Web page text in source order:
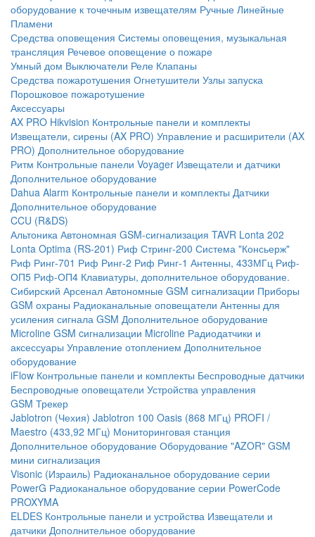
оборудование к точечным извещателям Ручные Линейные
Пламени
Средства оповещения Системы оповещения, музыкальная
трансляция Речевое оповещение о пожаре
Умный дом Выключатели Реле Клапаны
Средства пожаротушения Огнетушители Узлы запуска
Порошковое пожаротушение
Аксессуары
AX PRO Hikvision Контрольные панели и комплекты
Извещатели, сирены (AX PRO) Управление и расширители (AX
PRO) Дополнительное оборудование
Ритм Контрольные панели Voyager Извещатели и датчики
Дополнительное оборудование
Dahua Alarm Контрольные панели и комплекты Датчики
Дополнительное оборудование
CCU (R&DS)
Альтоника Автономная GSM-сигнализация TAVR Lonta 202
Lonta Optima (RS-201) Риф Стринг-200 Система "Консьерж"
Риф Ринг-701 Риф Ринг-2 Риф Ринг-1 Антенны, 433МГц Риф-
ОП5 Риф-ОП4 Клавиатуры, дополнительное оборудование.
Сибирский Арсенал Автономные GSM сигнализации Приборы
GSM охраны Радиоканальные оповещатели Антенны для
усиления сигнала GSM Дополнительное оборудование
Microline GSM cигнализации Microline Радиодатчики и
аксессуары Управление отоплением Дополнительное
оборудование
iFlow Контрольные панели и комплекты Беспроводные датчики
Беспроводные оповещатели Устройства управления
GSM Трекер
Jablotron (Чехия) Jablotron 100 Oasis (868 МГц) PROFI /
Maestro (433,92 МГц) Мониторинговая станция
Дополнительное оборудование Оборудование "AZOR" GSM
мини сигнализация
Visonic (Израиль) Радиоканальное оборудование серии
PowerG Радиоканальное оборудование серии PowerCode
PROXYMA
ELDES Контрольные панели и устройства Извещатели и
датчики Дополнительное оборудование